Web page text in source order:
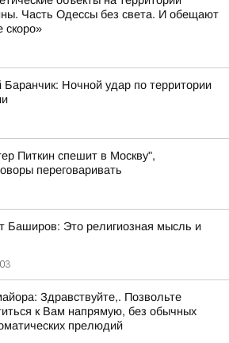
Часть Одессы без света. И обещают
скоро»
Ночной удар по территории
Питкин спешит в Москву",
переговаривать
Баширов: Это религиозная мысль и
Здравствуйте,. Позвольте
к Вам напрямую, без обычных
прелюдий